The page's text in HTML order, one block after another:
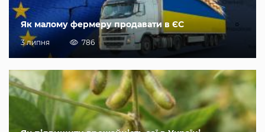
Як малому фермеру продавати в ЄС
3 липня 786